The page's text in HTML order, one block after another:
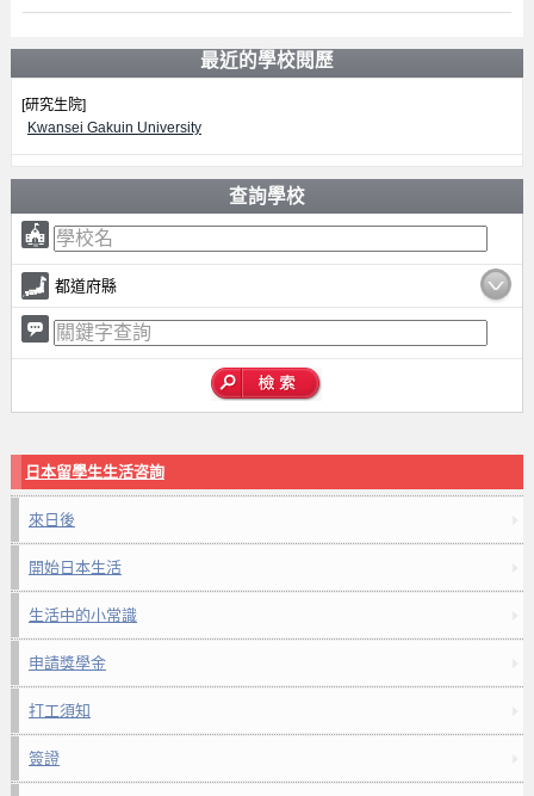
最近的學校閱歷
[研究生院]
Kwansei Gakuin University
查詢學校
都道府縣
日本留學生生活咨詢
來日後
開始日本生活
生活中的小常識
申請獎學金
打工須知
簽證